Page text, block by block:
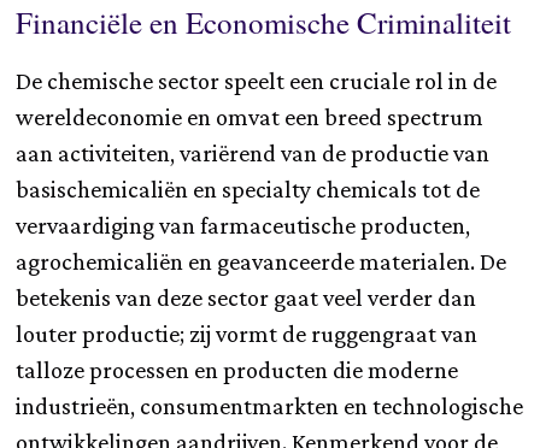
Financiële en Economische Criminaliteit
De chemische sector speelt een cruciale rol in de
wereldeconomie en omvat een breed spectrum
aan activiteiten, variërend van de productie van
basischemicaliën en specialty chemicals tot de
vervaardiging van farmaceutische producten,
agrochemicaliën en geavanceerde materialen. De
betekenis van deze sector gaat veel verder dan
louter productie; zij vormt de ruggengraat van
talloze processen en producten die moderne
industrieën, consumentmarkten en technologische
ontwikkelingen aandrijven. Kenmerkend voor de